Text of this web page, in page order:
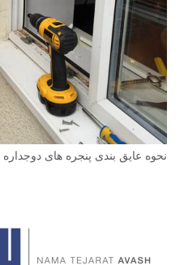
نحوه عایق بندی پنجره های دوجداره